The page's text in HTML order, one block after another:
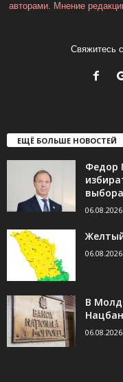
авторами. Мнение
Свяжитесь
ЕЩЁ БОЛЬШЕ НОВОСТЕЙ
Федор
06.08.2026
06.08.2026
В
06.08.2026